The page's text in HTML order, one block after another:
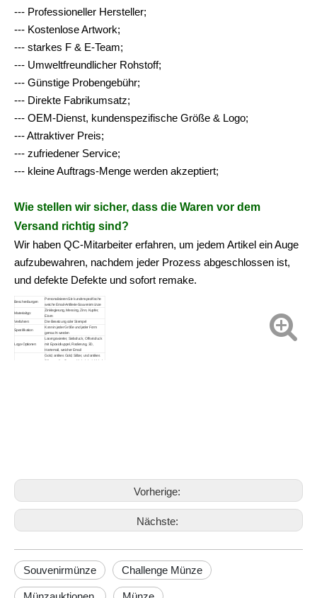
--- Professioneller Hersteller;
--- Kostenlose Artwork;
--- starkes F & E-Team;
--- Umweltfreundlicher Rohstoff;
--- Günstige Probengebühr;
--- Direkte Fabrikumsatz;
--- OEM-Dienst, kundenspezifische Größe & Logo;
--- Attraktiver Preis;
--- zufriedener Service;
--- kleine Auftrags-Menge werden akzeptiert;
Wie stellen wir sicher, dass die Waren vor dem
Versand richtig sind?
Wir haben QC-Mitarbeiter erfahren, um jedem Artikel ein Auge
aufzubewahren, nachdem jeder Prozess abgeschlossen ist,
und defekte Defekte und sofort remake.
Beschreibungen
Personalisieren Sie kundenspezifische
weiche Email-Artillerie-Souvenirmünze
Materialtyp:
Zinklegierung, Messing, Zinn, Kupfer,
Eisen
Verfahren:
Die Besetzung oder Stempel
Spezifikation
Kann in jeder Größe und jeder Form
gemacht werden
Logo-Optionen:
Lasergravierter, Siebdruck, Offsetdruck
mit Epoxidkuppel, Radierung, 3D,
Hartemail, weicher Email
Gold, antikes Gold, Silber, und antikes
Silber, antike Bronze, Nickel, Anti-Nickel,
Vorherige:
Nächste:
Souvenirmünze Challenge Münze